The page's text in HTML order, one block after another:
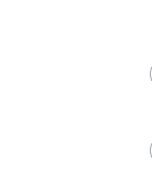
Ο
αίτηση
την